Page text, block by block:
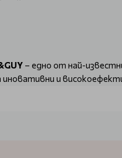
– едно от най-
и